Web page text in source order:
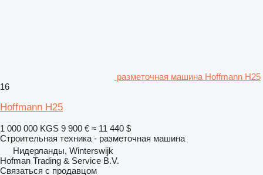
разметочная машина Hoffmann H25
16
Hoffmann H25
1 000 000 KGS 9 900 € ≈ 11 440 $
Строительная техника - разметочная машина
Нидерланды, Winterswijk
Hofman Trading & Service B.V.
Связаться с продавцом